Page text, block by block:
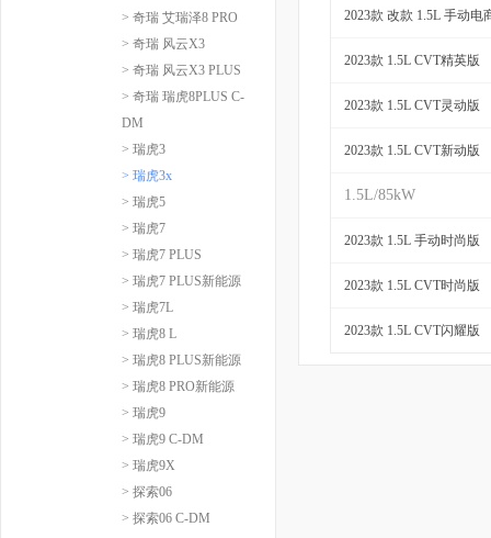
> 奇瑞 艾瑞泽8 PRO
> 奇瑞 风云X3
> 奇瑞 风云X3 PLUS
> 奇瑞 瑞虎8PLUS C-
DM
> 瑞虎3
> 瑞虎3x
> 瑞虎5
> 瑞虎7
> 瑞虎7 PLUS
> 瑞虎7 PLUS新能源
> 瑞虎7L
> 瑞虎8 L
> 瑞虎8 PLUS新能源
> 瑞虎8 PRO新能源
> 瑞虎9
> 瑞虎9 C-DM
> 瑞虎9X
> 探索06
> 探索06 C-DM
2023款 改款 1.5L 手动电
2023款 1.5L CVT精英版
2023款 1.5L CVT灵动版
2023款 1.5L CVT新动版
1.5L/85kW
2023款 1.5L 手动时尚版
2023款 1.5L CVT时尚版
2023款 1.5L CVT闪耀版